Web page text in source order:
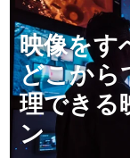
映像をす
どこから
理できる
ン